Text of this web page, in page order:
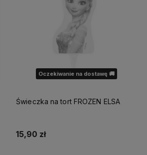
Oczekiwanie na dostawę 🚚
Świeczka na tort FROZEN ELSA
15,90 zł